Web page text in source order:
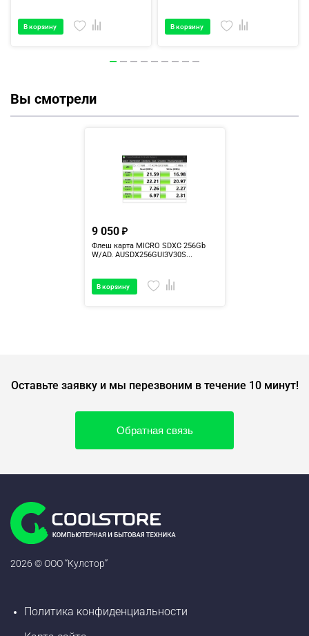
В корзину В корзину
Вы смотрели
9 050
Флеш карта MICRO SDXC 256Gb
W/AD. AUSDX256GUI3V30S...
В корзину
Оставьте заявку и мы перезвоним в течение 10 минут!
Обратная связь
2026 © ООО “Кулстор”
Политика конфиденциальности